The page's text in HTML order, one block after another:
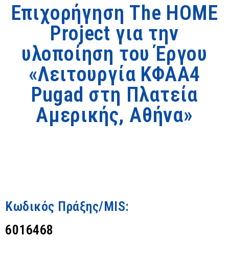
Επιχορήγηση The HOME
Project για την
υλοποίηση του Έργου
«Λειτουργία ΚΦΑΑ4
Pugad στη Πλατεία
Αμερικής, Αθήνα»
Κωδικός Πράξης/MIS:
6016468